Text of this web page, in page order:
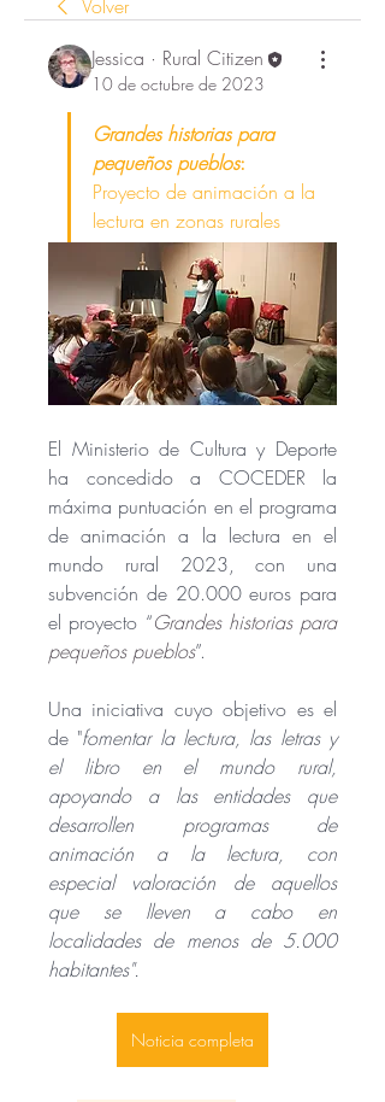
Volver
Jessica · Rural Citizen
10 de octubre de 2023
Grandes historias para
pequeños pueblos
Proyecto de animación a la
lectura en zonas rurales
El Ministerio de Cultura y Deporte
ha concedido a COCEDER la
máxima puntuación en el programa
de animación a la lectura en el
mundo rural 2023, con una
subvención de 20.000 euros para
el proyecto “Grandes historias para
pequeños pueblos”.
Una iniciativa cuyo objetivo es el
de "fomentar la lectura, las letras y
el libro en el mundo rural,
apoyando a las entidades que
desarrollen programas de
animación a la lectura, con
especial valoración de aquellos
que se lleven a cabo en
localidades de menos de 5.000
habitantes".
Noticia completa